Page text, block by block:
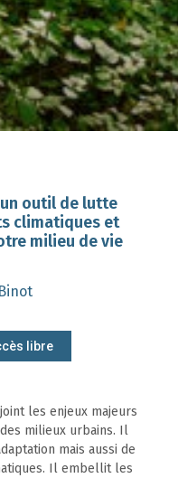
outil de lutte
climatiques et
milieu de vie
libre
les enjeux majeurs
milieux urbains. Il
mais aussi de
Il embellit les